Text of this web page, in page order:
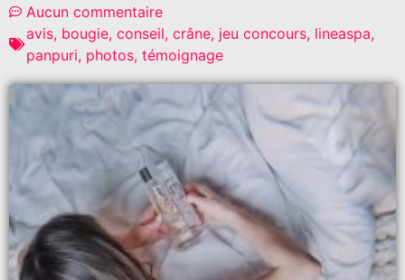
Aucun commentaire
avis, bougie, conseil, crâne, jeu concours, lineaspa,
panpuri, photos, témoignage